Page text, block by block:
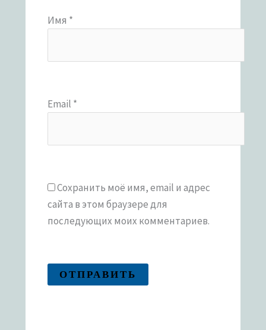
Имя *
Email *
Сохранить моё имя, email и адрес
сайта в этом браузере для
последующих моих комментариев.